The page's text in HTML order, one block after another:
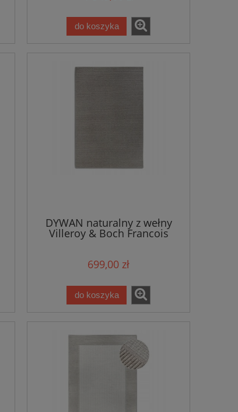
do koszyka
DYWAN naturalny z wełny
Villeroy & Boch Francois
160x230cm w kolorze
699,00 zł
do koszyka